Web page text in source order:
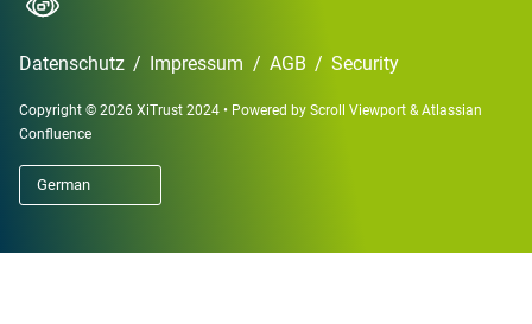
Datenschutz / Impressum / AGB / Security
Copyright © 2026 XiTrust 2024 • Powered by Scroll Viewport &Atlassian
Confluence
German